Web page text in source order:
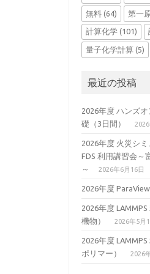
無料(64) 第一
計算化学(101)
量子化学計算(5)
最近の投稿
2026年度 ハンズ
礎（3日間）
2026年度 火災シ
FDS 利用講習会～
～
2026年6月16日
2026年度
2026年度
機物）
2026年5月
2026年度
ポリマー）
2026